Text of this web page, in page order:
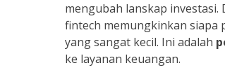
mengubah lanskap
fintech memungkinkan siapa
yang sangat kecil. Ini adalah
ke layanan keuangan.